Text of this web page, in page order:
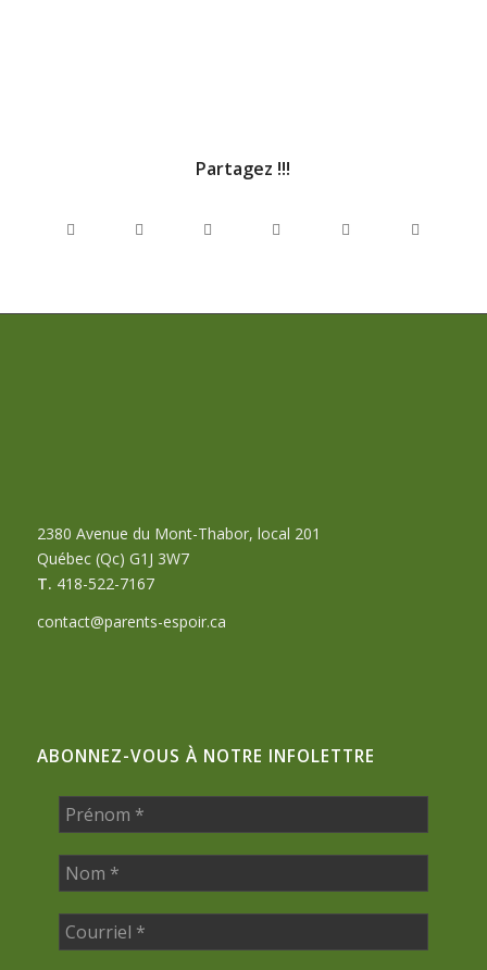
Partagez !!!
2380 Avenue du Mont-Thabor, local 201
Québec (Qc) G1J 3W7
T. 418-522-7167
contact@parents-espoir.ca
ABONNEZ-VOUS À NOTRE INFOLETTRE